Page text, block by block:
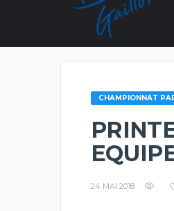
CHAMPIONNAT
24 MAI 2018